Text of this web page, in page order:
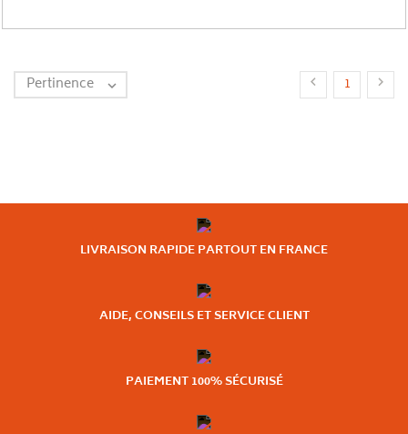
Pertinence   1 
LIVRAISON RAPIDE PARTOUT EN FRANCE
AIDE, CONSEILS ET SERVICE CLIENT
PAIEMENT 100% SÉCURISÉ